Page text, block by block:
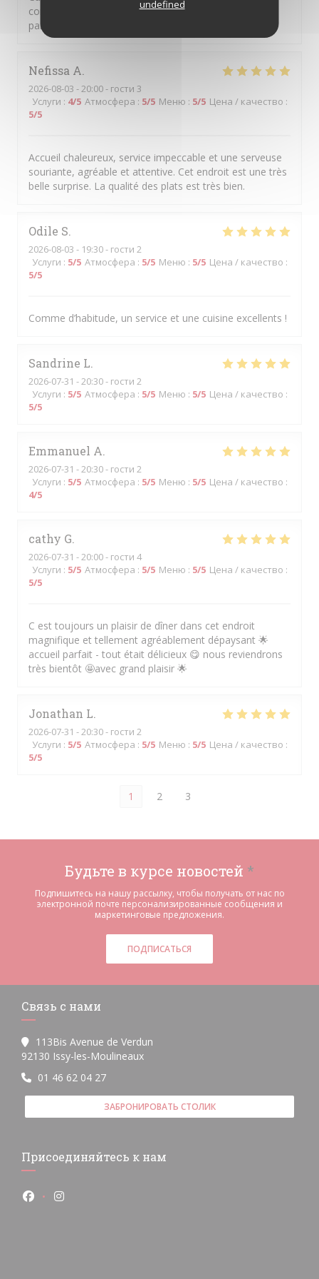
undefined
comme dans la dégustation. Service agréable et lieu
particulièrement appréciable en été.
Nefissa A
2026-08-03 - 20:00 - гости 3
Услуги : 4/5 Атмосфера : 5/5 Меню : 5/5 Цена / качество :
5/5
Accueil chaleureux, service impeccable et une serveuse
souriante, agréable et attentive. Cet endroit est une très
belle surprise. La qualité des plats est très bien.
Odile S
2026-08-03 - 19:30 - гости 2
Услуги : 5/5 Атмосфера : 5/5 Меню : 5/5 Цена / качество :
5/5
Comme d’habitude, un service et une cuisine excellents !
Sandrine L
2026-07-31 - 20:30 - гости 2
Услуги : 5/5 Атмосфера : 5/5 Меню : 5/5 Цена / качество :
5/5
Emmanuel A
2026-07-31 - 20:30 - гости 2
Услуги : 5/5 Атмосфера : 5/5 Меню : 5/5 Цена / качество :
4/5
cathy G
2026-07-31 - 20:00 - гости 4
Услуги : 5/5 Атмосфера : 5/5 Меню : 5/5 Цена / качество :
5/5
C est toujours un plaisir de dîner dans cet endroit
magnifique et tellement agréablement dépaysant 🌟
accueil parfait - tout était délicieux 😋 nous reviendrons
très bientôt 🤩avec grand plaisir 🌟
Jonathan L
2026-07-31 - 20:30 - гости 2
Услуги : 5/5 Атмосфера : 5/5 Меню : 5/5 Цена / качество :
5/5
1 2 3
Будьте в курсе новостей *
Подпишитесь на нашу рассылку, чтобы получать от нас по
электронной почте персонализированные сообщения и
маркетинговые предложения.
ПОДПИСАТЬСЯ
Связь с нами
113Bis Avenue de Verdun
92130 Issy-les-Moulineaux((открывается в новом окне))
01 46 62 04 27
ЗАБРОНИРОВАТЬ СТОЛИК
Присоединяйтесь к нам
Facebook ((открывается в новом окне))
Instagram ((открывается в новом окне))